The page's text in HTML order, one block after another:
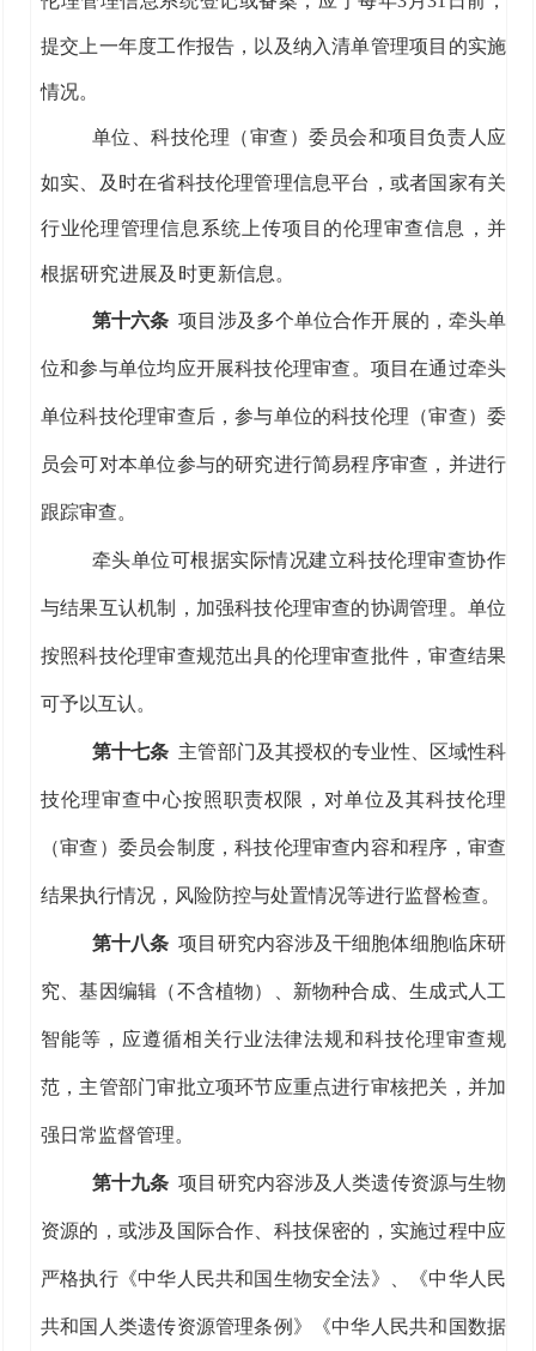
提交上一年度工作报告 ，以及纳入清单管理项目的实施
情况。
单位、科技伦理（审查）委员会和项目负责 人应
如实、及时在省科技伦理管理信息平台， 或者国家有关
行业伦理管理信息系统上传项目的伦理审查信息，并
根据研究进展及时更新信息 。
第十六条 项目涉及多个单位合作开展的，牵头单
位和参与单位均应开展科技伦理审查 。 项目在通过牵头
单位科技伦理审查后，参与单位的科技伦理（审查）委
员会可对本单位参与的研究进行简易程序审查，并进行
跟踪审查。
牵头单位可根据实际情况建立科技伦理审查协作
与结果互认机制，加强科技伦理审查的协调管理。 单位
按照科技伦理审查规范出具的伦理审查批件 ，审查结果
可予以互认 。
第十七条 主管部门 及其授权的专业性、 区域性科
技伦理审查中心按照职责权限，对单位 及其科技伦理
（审查）委员会制度，科技伦理审查内容和程序 ，审查
结果执行情况， 风险防控与处置情况等进行监督检查。
第十八条 项目研究内容涉及干细胞体细胞临床研
究、基因编辑 （不含植物） 、新物种合成、生成式人工
智能等，应遵循相关行业法律法规和科技伦理审查规
范 ，主管部门审批立项环节应重点进行审核把关，并加
强日常监督管理。
第十九条 项目 研究内容涉及人类遗传资源与生物
资源的， 或涉及国际合作 科技保密的， 实施过程中应
严格执行《中华人民共和国生物安全法》、《中华人民
共和国人类遗传资源管理条例》《中华人民共和国数据